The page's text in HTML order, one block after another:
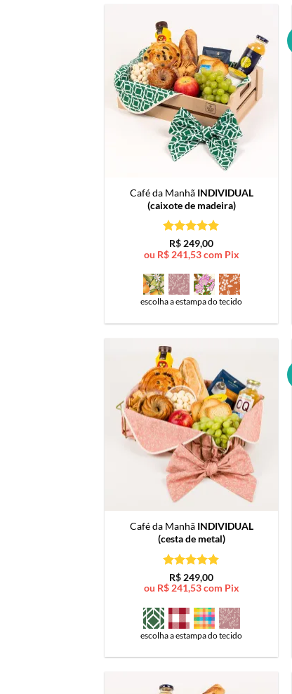
Café da Manhã INDIVIDUAL
(caixote de madeira)
Avaliação5
de 5
R$ 249,00
ou R$241,53com Pix
escolha a estampa do tecido
Café da Manhã INDIVIDUAL
(cesta de metal)
Avaliação5
de 5
R$ 249,00
ou R$241,53com Pix
escolha a estampa do tecido